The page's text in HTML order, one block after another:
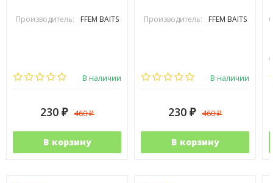
Производитель: FFEM BAITS
В наличии
230 ₽ 460₽
В корзину
Производитель: FFEM BAITS
В наличии
230 ₽ 460₽
В корзину